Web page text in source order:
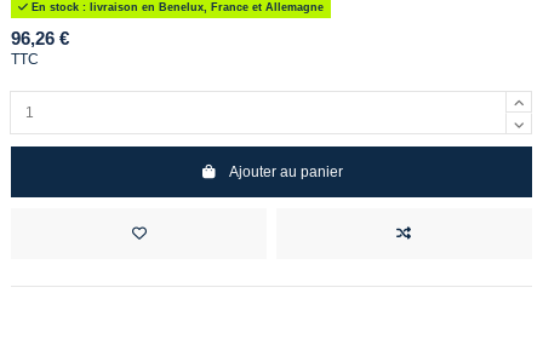
En stock : livraison en Benelux, France et Allemagne
96,26 €
TTC
Ajouter au panier